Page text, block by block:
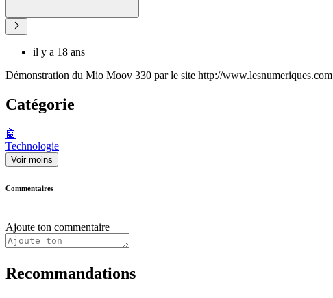
il y a 18 ans
Démonstration du Mio Moov 330 par le site http://www.lesnumeriques.com
Catégorie
🤖
Technologie
Voir moins
Commentaires
Ajoute ton commentaire
Recommandations